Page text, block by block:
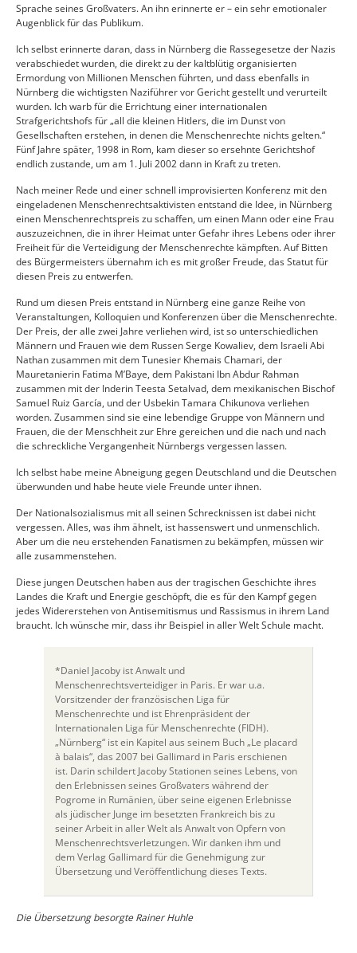
Sprache seines Großvaters. An ihn erinnerte er – ein sehr emotionaler
Augenblick für das Publikum.
Ich selbst erinnerte daran, dass in Nürnberg die Rassegesetze der Nazis
verabschiedet wurden, die direkt zu der kaltblütig organisierten
Ermordung von Millionen Menschen führten, und dass ebenfalls in
Nürnberg die wichtigsten Naziführer vor Gericht gestellt und verurteilt
wurden. Ich warb für die Errichtung einer internationalen
Strafgerichtshofs für „all die kleinen Hitlers, die im Dunst von
Gesellschaften erstehen, in denen die Menschenrechte nichts gelten.“
Fünf Jahre später, 1998 in Rom, kam dieser so ersehnte Gerichtshof
endlich zustande, um am 1. Juli 2002 dann in Kraft zu treten.
Nach meiner Rede und einer schnell improvisierten Konferenz mit den
eingeladenen Menschenrechtsaktivisten entstand die Idee, in Nürnberg
einen Menschenrechtspreis zu schaffen, um einen Mann oder eine Frau
auszuzeichnen, die in ihrer Heimat unter Gefahr ihres Lebens oder ihrer
Freiheit für die Verteidigung der Menschenrechte kämpften. Auf Bitten
des Bürgermeisters übernahm ich es mit großer Freude, das Statut für
diesen Preis zu entwerfen.
Rund um diesen Preis entstand in Nürnberg eine ganze Reihe von
Veranstaltungen, Kolloquien und Konferenzen über die Menschenrechte.
Der Preis, der alle zwei Jahre verliehen wird, ist so unterschiedlichen
Männern und Frauen wie dem Russen Serge Kowaliev, dem Israeli Abi
Nathan zusammen mit dem Tunesier Khemais Chamari, der
Mauretanierin Fatima M’Baye, dem Pakistani Ibn Abdur Rahman
zusammen mit der Inderin Teesta Setalvad, dem mexikanischen Bischof
Samuel Ruiz García, und der Usbekin Tamara Chikunova verliehen
worden. Zusammen sind sie eine lebendige Gruppe von Männern und
Frauen, die der Menschheit zur Ehre gereichen und die nach und nach
die schreckliche Vergangenheit Nürnbergs vergessen lassen.
Ich selbst habe meine Abneigung gegen Deutschland und die Deutschen
überwunden und habe heute viele Freunde unter ihnen.
Der Nationalsozialismus mit all seinen Schrecknissen ist dabei nicht
vergessen. Alles, was ihm ähnelt, ist hassenswert und unmenschlich.
Aber um die neu erstehenden Fanatismen zu bekämpfen, müssen wir
alle zusammenstehen.
Diese jungen Deutschen haben aus der tragischen Geschichte ihres
Landes die Kraft und Energie geschöpft, die es für den Kampf gegen
jedes Widererstehen von Antisemitismus und Rassismus in ihrem Land
braucht. Ich wünsche mir, dass ihr Beispiel in aller Welt Schule macht.
*Daniel Jacoby ist Anwalt und
Menschenrechtsverteidiger in Paris. Er war u.a.
Vorsitzender der französischen Liga für
Menschenrechte und ist Ehrenpräsident der
Internationalen Liga für Menschenrechte (FIDH).
„Nürnberg“ ist ein Kapitel aus seinem Buch „Le placard
à balais“, das 2007 bei Gallimard in Paris erschienen
ist. Darin schildert Jacoby Stationen seines Lebens, von
den Erlebnissen seines Großvaters während der
Pogrome in Rumänien, über seine eigenen Erlebnisse
als jüdischer Junge im besetzten Frankreich bis zu
seiner Arbeit in aller Welt als Anwalt von Opfern von
Menschenrechtsverletzungen. Wir danken ihm und
dem Verlag Gallimard für die Genehmigung zur
Übersetzung und Veröffentlichung dieses Texts.
Die Übersetzung besorgte Rainer Huhle